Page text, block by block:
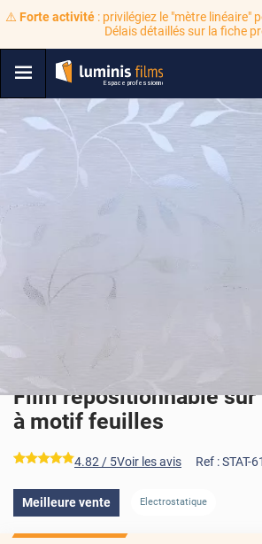
⚠️ Forte activité: privilégiez le "mètre linéaire"
Délais détaillés sur la fiche
Film repositionnable
à motif feuilles
*****
4.82 / 5Voir les avis Ref :STAT-
Meilleure vente Electrostatique